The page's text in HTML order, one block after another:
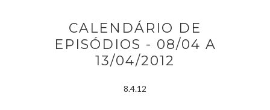
CALENDÁRIO DE
EPISÓDIOS - 08/04 A
13/04/2012
8.4.12